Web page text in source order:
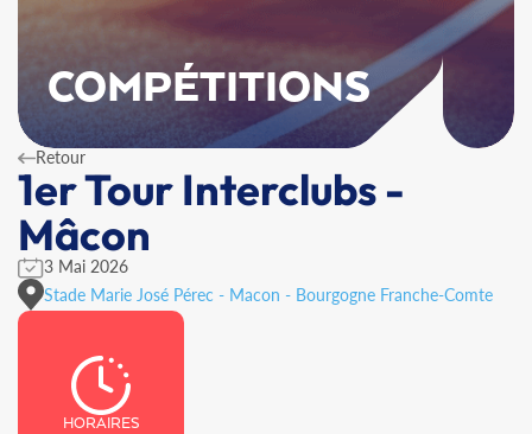
COMPÉTITIONS
Retour
1er Tour Interclubs -
Mâcon
3 Mai 2026
Stade Marie José Pérec - Macon - Bourgogne Franche-Comte
HORAIRES